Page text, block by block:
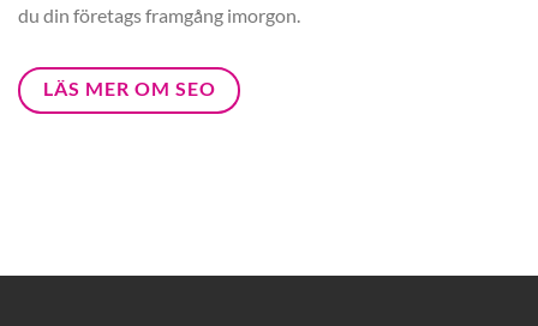
du din företags framgång imorgon.
LÄS MER OM SEO